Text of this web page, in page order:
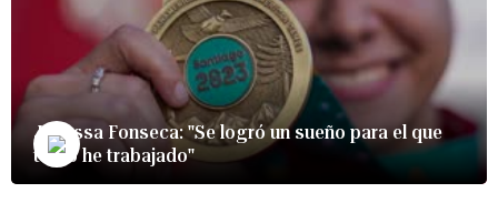
Janessa Fonseca: "Se logró un sueño para el que
tanto he trabajado"